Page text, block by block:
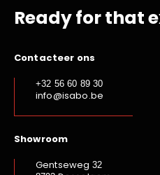
Ready for that
Contacteer ons
+32 56 60 89 30
info@isabo.be
Showroom
Gentseweg 32